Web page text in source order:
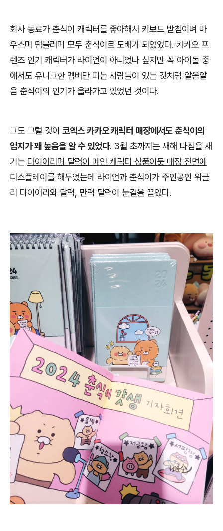
회사 동료가 춘식이 캐릭터를 좋아해서 키보드 받침이며 마
우스며 텀블러며 모두 춘식이로 도배가 되었었다. 카카오 프
렌즈 인기 캐릭터가 라이언이 아니었나 싶지만 꼭 아이돌 중
에서도 유니크한 멤버만 파는 사람들이 있는 것처럼 알음알
음 춘식이의 인기가 올라가고 있었던 것이다.
그도 그럴 것이 코엑스 카카오 캐릭터 매장에서도 춘식이의
입지가 꽤 높음을 알 수 있었다. 3월 초까지는 새해 다짐을 새
기는 다이어리며 달력이 메인 캐릭터 상품이듯 매장 전면에
디스플레이를 해두었는데 라이언과 춘식이가 주인공인 위클
리 다이어리와 달력, 만력 달력이 눈길을 끌었다.